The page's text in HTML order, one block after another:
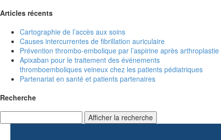
Articles récents
Cartographie de l’accès aux soins
Causes intercurrentes de fibrillation auriculaire
Prévention thrombo-embolique par l’aspirine après arthroplastie
Apixaban pour le traitement des événements
thromboemboliques veineux chez les patients pédiatriques
Partenariat en santé et patients partenaires
Recherche
Afficher la recherche